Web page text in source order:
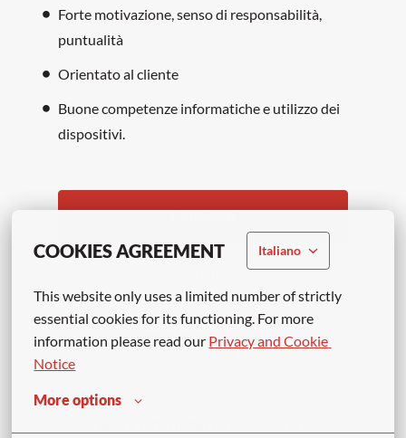
COOKIES AGREEMENT Italiano
This website only uses a limited number of strictly
essential cookies for its functioning. For more
information please read our Privacy and Cookie
Notice
More options
Forte motivazione, senso di responsabilità,
puntualità
Orientato al cliente
Buone competenze informatiche e utilizzo dei
dispositivi.
Candidati
APPLY WITH LINKEDIN